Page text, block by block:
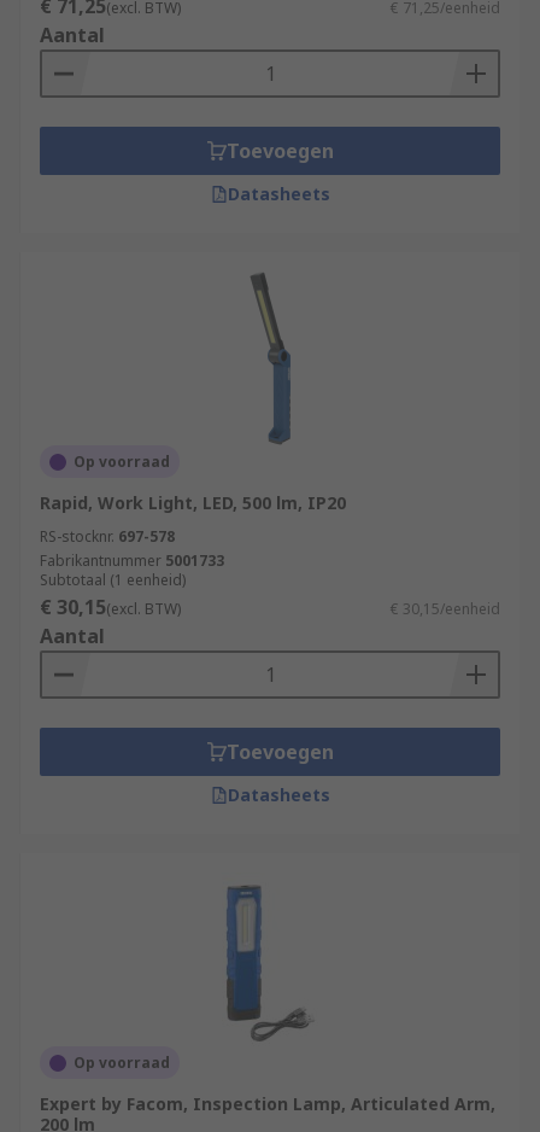
to provide great illumination and have a
high resistance to failure.
€ 71,25(excl. BTW) € 71,25/eenheid
Aantal
Toevoegen
Datasheets
Op voorraad
Rapid, Work Light, LED, 500 lm, IP20
RS-stocknr. 697-578
Fabrikantnummer 5001733
Subtotaal (1 eenheid)
€ 30,15(excl. BTW) € 30,15/eenheid
Aantal
Toevoegen
Datasheets
Op voorraad
Expert by Facom, Inspection Lamp, Articulated Arm,
200 lm